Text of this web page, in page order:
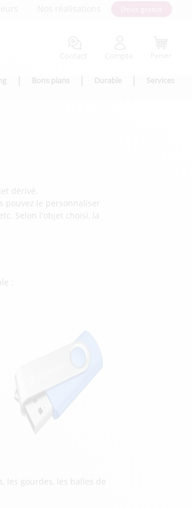
Bons plans Durable Services
dérivé.
pouvez le personnaliser
Selon l'objet choisi, la
:
les gourdes, les balles de